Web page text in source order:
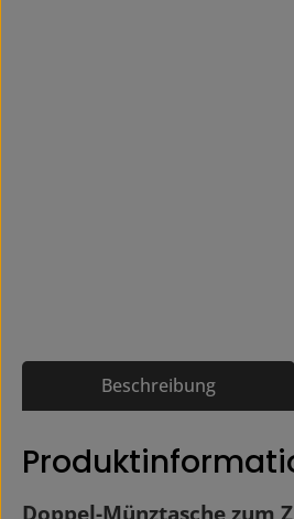
Beschreibung
Doppel-Münztasche zum